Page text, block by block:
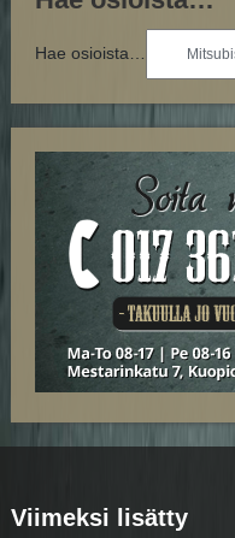
Hae osioista…
Viimeksi lisätty